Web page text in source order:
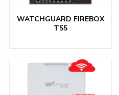
WATCHGUARD FIREBOX
T55